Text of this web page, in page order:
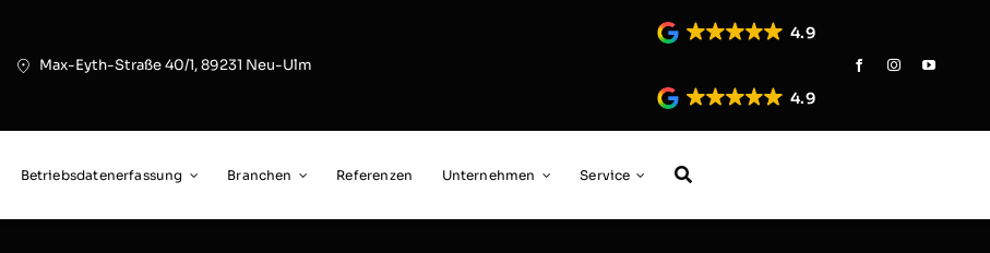
Max-Eyth-Straße 40/1, 89231 Neu-Ulm
4.9
4.9
Betriebsdatenerfassung Branchen Referenzen Unternehmen Service